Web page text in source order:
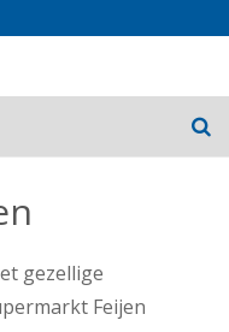
gezellige
Feijen